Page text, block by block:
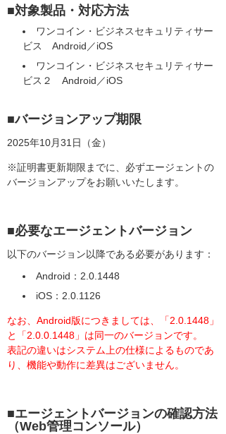
■対象製品・対応方法
ワンコイン・ビジネスセキュリティサー
ビス Android／iOS
ワンコイン・ビジネスセキュリティサー
ビス２ Android／iOS
■バージョンアップ期限
2025年10月31日（金）
※証明書更新期限までに、必ずエージェントの
バージョンアップをお願いいたします。
■必要なエージェントバージョン
以下のバージョン以降である必要があります：
Android：2.0.1448
iOS：2.0.1126
なお、Android版につきましては、「2.0.1448」
と「2.0.0.1448」は同一のバージョンです。
表記の違いはシステム上の仕様によるものであ
り、機能や動作に差異はございません。
■エージェントバージョンの確認方法
（Web管理コンソール）